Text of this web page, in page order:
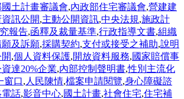
土計畫審議會,內政部住宅審議會,營建建
訊公開,主動公開資訊,中央法規,施政計
報告,函釋及裁量基準,行政指導文書,組織
願及訴願,採購契約,支付或接受之補助,說明
,個人資料保護,開放資料服務,國家賠償事
達20%企業,內部控制聲明書,性別主流化
窗口, 人民陳情,檔案申請閱覽,身心障礙諮
話,影音中心,國土計畫,社會住宅,住宅補